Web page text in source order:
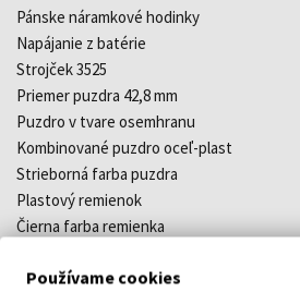
Pánske náramkové hodinky
Napájanie z batérie
Strojček 3525
Priemer puzdra 42,8 mm
Puzdro v tvare osemhranu
Kombinované puzdro oceľ-plast
Strieborná farba puzdra
Plastový remienok
Čierna farba remienka
Čierna farba ciferníka
Používame cookies